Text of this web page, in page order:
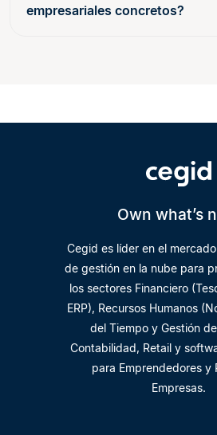
empresariales concretos?
Own what’s
Cegid es líder en el
de gestión en la nube para
los sectores Financiero
ERP), Recursos Humanos
del Tiempo y Gestión
Contabilidad, Retail y
para Emprendedores y
Empresas.